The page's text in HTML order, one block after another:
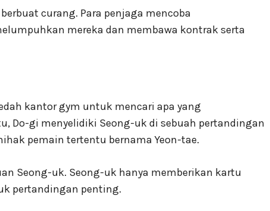
curang. Para penjaga mencoba
mereka dan membawa kontrak serta
kantor gym untuk mencari apa yang
Do-gi menyelidiki Seong-uk di sebuah pertandingan
pemain tertentu bernama Yeon-tae.
Seong-uk. Seong-uk hanya memberikan kartu
pertandingan penting.